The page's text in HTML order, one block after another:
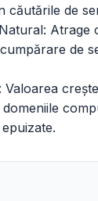
căutările de
Atrage
de